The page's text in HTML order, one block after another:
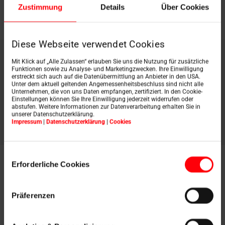
Zustimmung Details Über Cookies
Diese Webseite verwendet Cookies
Mit Klick auf „Alle Zulassen“ erlauben Sie uns die Nutzung für zusätzliche
Funktionen sowie zu Analyse- und Marketingzwecken. Ihre Einwilligung
erstreckt sich auch auf die Datenübermittlung an Anbieter in den USA.
Unter dem aktuell geltenden Angemessenheitsbeschluss sind nicht alle
Unternehmen, die von uns Daten empfangen, zertifiziert. In den Cookie-
Einstellungen können Sie Ihre Einwilligung jederzeit widerrufen oder
abstufen. Weitere Informationen zur Datenverarbeitung erhalten Sie in
unserer Datenschutzerklärung.
Impressum | Datenschutzerklärung | Cookies
Erforderliche Cookies
Präferenzen
Escaliers de toitRoto
Etat 2026 - valable à partir du
01.06.2026